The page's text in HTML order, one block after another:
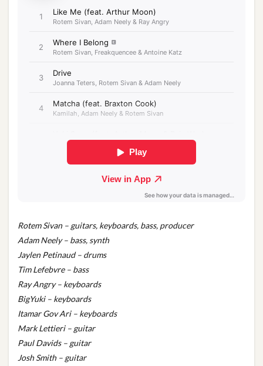
Rotem Sivan – guitars, keyboards, bass, producer
Adam Neely – bass, synth
Jaylen Petinaud – drums
Tim Lefebvre – bass
Ray Angry – keyboards
BigYuki – keyboards
Itamar Gov Ari – keyboards
Mark Lettieri – guitar
Paul Davids – guitar
Josh Smith – guitar